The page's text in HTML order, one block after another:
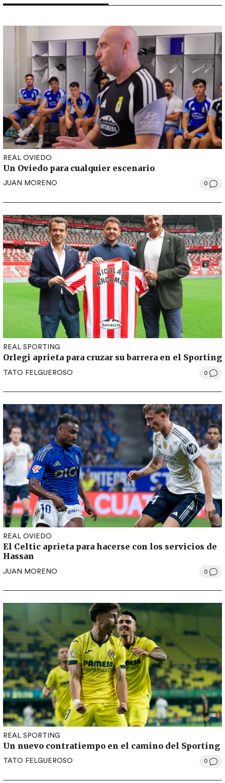
REAL OVIEDO
Un Oviedo para cualquier escenario
JUAN MORENO 0
REAL SPORTING
Orlegi aprieta para cruzar su barrera en el Sporting
TATO FELGUEROSO 0
REAL OVIEDO
El Celtic aprieta para hacerse con los servicios de
Hassan
JUAN MORENO 0
REAL SPORTING
Un nuevo contratiempo en el camino del Sporting
TATO FELGUEROSO 0